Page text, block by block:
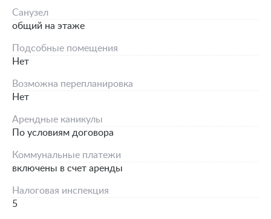
Санузел
общий на этаже
Подсобные помещения
Нет
Возможна перепланировка
Нет
Арендные каникулы
По условиям договора
Коммунальные платежи
включены в счет аренды
Налоговая инспекция
5